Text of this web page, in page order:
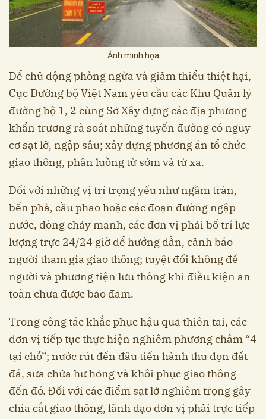
Ảnh minh họa
Để chủ động phòng ngừa và giảm thiểu thiệt hại,
Cục Đường bộ Việt Nam yêu cầu các Khu Quản lý
đường bộ 1, 2 cùng Sở Xây dựng các địa phương
khẩn trương rà soát những tuyến đường có nguy
cơ sạt lở, ngập sâu; xây dựng phương án tổ chức
giao thông, phân luồng từ sớm và từ xa.
Đối với những vị trí trọng yếu như ngầm tràn,
bến phà, cầu phao hoặc các đoạn đường ngập
nước, dòng chảy mạnh, các đơn vị phải bố trí lực
lượng trực 24/24 giờ để hướng dẫn, cảnh báo
người tham gia giao thông; tuyệt đối không để
người và phương tiện lưu thông khi điều kiện an
toàn chưa được bảo đảm.
Trong công tác khắc phục hậu quả thiên tai, các
đơn vị tiếp tục thực hiện nghiêm phương châm “4
tại chỗ”; nước rút đến đâu tiến hành thu dọn đất
đá, sửa chữa hư hỏng và khôi phục giao thông
đến đó. Đối với các điểm sạt lở nghiêm trọng gây
chia cắt giao thông, lãnh đạo đơn vị phải trực tiếp